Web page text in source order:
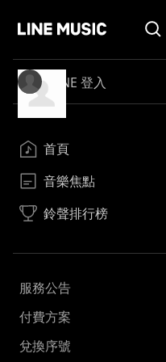
LINE 登入
首頁
音樂焦點
鈴聲排行榜
服務公告
付費方案
兌換序號